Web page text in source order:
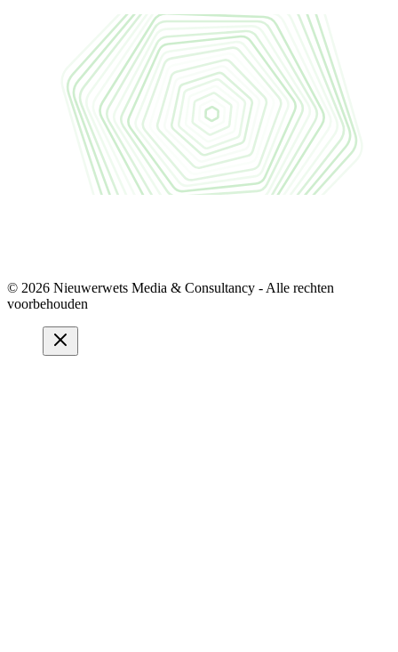
© 2026 Nieuwerwets Media & Consultancy - Alle rechten
voorbehouden